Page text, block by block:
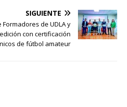
SIGUIENTE
de UDLA y
con certificación
de fútbol amateur